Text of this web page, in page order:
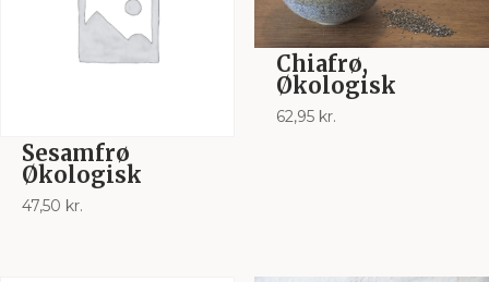
Sesamfrø
Økologisk
47,50 kr.
Chiafrø,
Økologisk
62,95 kr.